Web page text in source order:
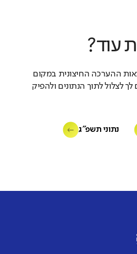
עוד?
ההערכה החיצונית במקום
לצלול לתוך הנתונים ולהפיק
נתוני תשפ"ג